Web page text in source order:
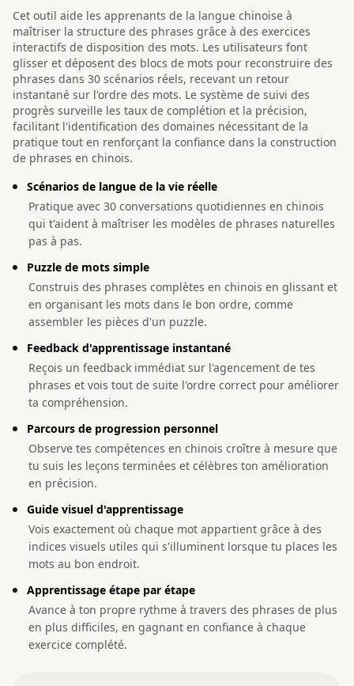
Cet outil aide les apprenants de la langue chinoise à
maîtriser la structure des phrases grâce à des exercices
interactifs de disposition des mots. Les utilisateurs font
glisser et déposent des blocs de mots pour reconstruire des
phrases dans 30 scénarios réels, recevant un retour
instantané sur l'ordre des mots. Le système de suivi des
progrès surveille les taux de complétion et la précision,
facilitant l'identification des domaines nécessitant de la
pratique tout en renforçant la confiance dans la construction
de phrases en chinois.
Scénarios de langue de la vie réelle
Pratique avec 30 conversations quotidiennes en chinois
qui t'aident à maîtriser les modèles de phrases naturelles
pas à pas.
Puzzle de mots simple
Construis des phrases complètes en chinois en glissant et
en organisant les mots dans le bon ordre, comme
assembler les pièces d'un puzzle.
Feedback d'apprentissage instantané
Reçois un feedback immédiat sur l'agencement de tes
phrases et vois tout de suite l'ordre correct pour améliorer
ta compréhension.
Parcours de progression personnel
Observe tes compétences en chinois croître à mesure que
tu suis les leçons terminées et célèbres ton amélioration
en précision.
Guide visuel d'apprentissage
Vois exactement où chaque mot appartient grâce à des
indices visuels utiles qui s'illuminent lorsque tu places les
mots au bon endroit.
Apprentissage étape par étape
Avance à ton propre rythme à travers des phrases de plus
en plus difficiles, en gagnant en confiance à chaque
exercice complété.